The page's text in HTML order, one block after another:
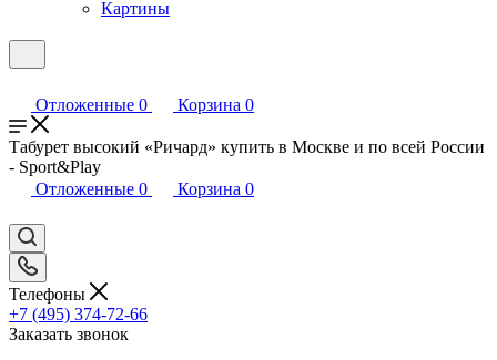
Картины
Отложенные 0 Корзина 0
Табурет высокий «Ричард» купить в Москве и по всей России
- Sport&Play
Отложенные 0 Корзина 0
Телефоны
+7 (495) 374-72-66
Заказать звонок